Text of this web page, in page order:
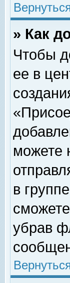
» Как
Чтобы
ее в
можете
в
убрав